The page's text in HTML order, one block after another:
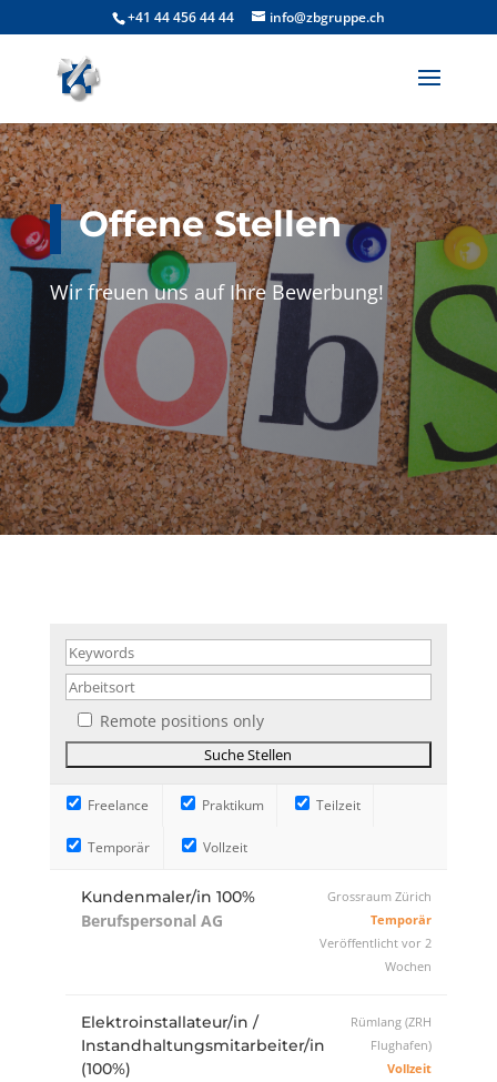
+41 44 456 44 44 info@zbgruppe.ch
Offene Stellen
Wir freuen uns auf Ihre Bewerbung!
Remote positions only
Freelance Praktikum Teilzeit
Temporär Vollzeit
Kundenmaler/in 100%
Berufspersonal AG
Grossraum Zürich
Temporär
Veröffentlicht vor 2
Wochen
Elektroinstallateur/in /
Instandhaltungsmitarbeiter/in
(100%)
Rümlang (ZRH
Flughafen)
Vollzeit